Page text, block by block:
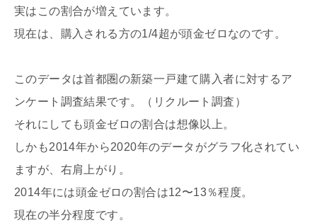
実はこの割合が増えています。
現在は、購入される方の1/4超が頭金ゼロなのです。
このデータは首都圏の新築一戸建て購入者に対するア
ンケート調査結果です。（リクルート調査）
それにしても頭金ゼロの割合は想像以上。
しかも2014年から2020年のデータがグラフ化されてい
ますが、右肩上がり。
2014年には頭金ゼロの割合は12〜13％程度。
現在の半分程度です。